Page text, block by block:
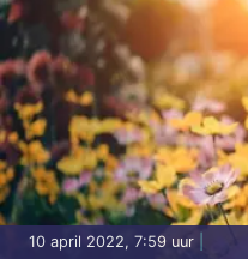
10 april 2022, 7:59 uur